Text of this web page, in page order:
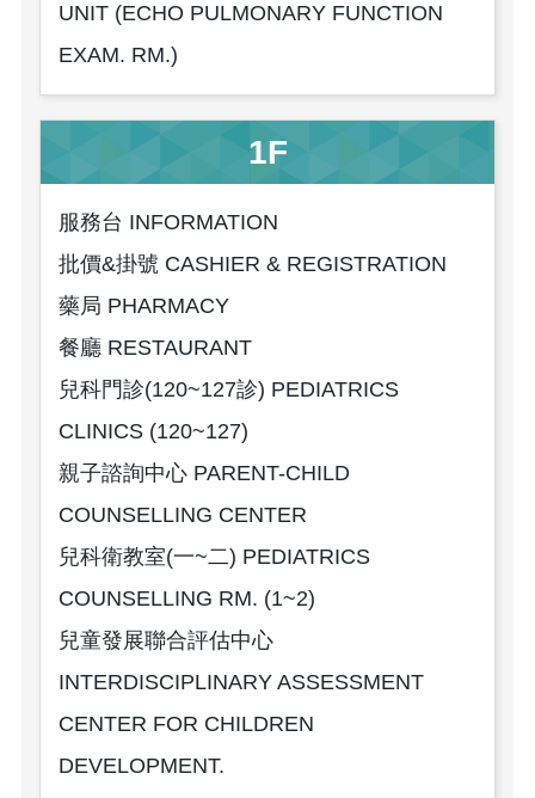
UNIT (ECHO PULMONARY FUNCTION
EXAM. RM.)
1F
服務台 INFORMATION
批價&掛號 CASHIER & REGISTRATION
藥局 PHARMACY
餐廳 RESTAURANT
兒科門診(120~127診) PEDIATRICS
CLINICS (120~127)
親子諮詢中心 PARENT-CHILD
COUNSELLING CENTER
兒科衛教室(一~二) PEDIATRICS
COUNSELLING RM. (1~2)
兒童發展聯合評估中心
INTERDISCIPLINARY ASSESSMENT
CENTER FOR CHILDREN
DEVELOPMENT.